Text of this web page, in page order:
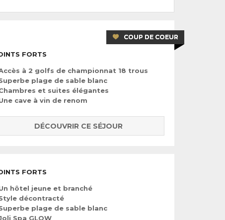
COUP DE COEUR
FORTS
à 2 golfs de championnat 18 trous
plage de sable blanc
et suites élégantes
cave à vin de renom
DÉCOUVRIR CE SÉJOUR
FORTS
hôtel jeune et branché
décontracté
plage de sable blanc
Spa GLOW